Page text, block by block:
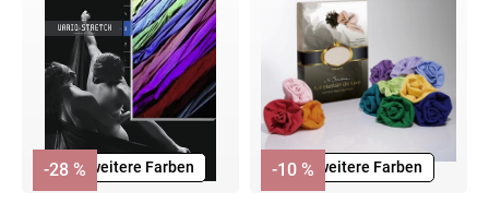
+ weitere Farben
-28 % + weitere Farben
-10 %